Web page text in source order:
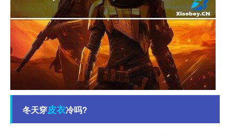
冬天穿皮衣冷吗?